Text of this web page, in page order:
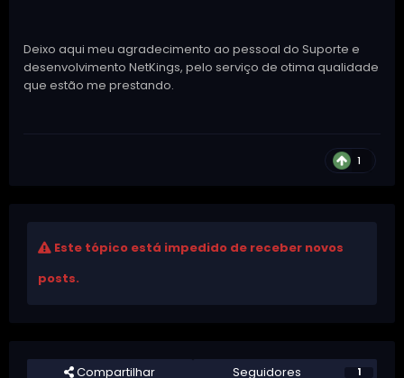
Deixo aqui meu agradecimento ao pessoal do Suporte e
desenvolvimento NetKings, pelo serviço de otima qualidade
que estão me prestando.
1
Este tópico está impedido de receber novos
posts.
Compartilhar Seguidores 1